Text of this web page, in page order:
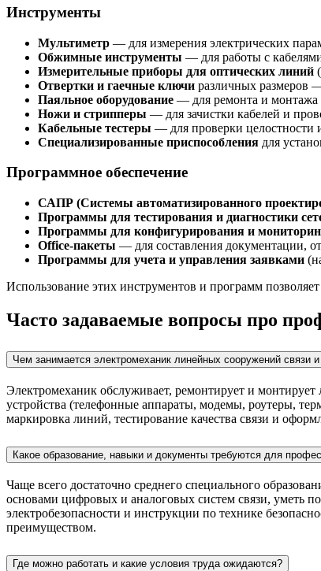
Инструменты
Мультиметр — для измерения электрических
Обжимные инструменты — для работы с
Измерительные приборы для оптических линий
Отвертки и гаечные ключи различных размеров
Паяльное оборудование — для ремонта и монтажа
Ножи и стрипперы — для зачистки кабелей и
Кабельные тестеры — для проверки целостности
Специализированные приспособления для
Программное обеспечение
САПР (Системы автоматизированного
Программы для тестирования и диагностики
Программы для конфигурирования и
Office-пакеты — для составления документации,
Программы для учета и управления заявками
Использование этих инструментов и программ
Часто задаваемые вопросы про
Чем занимается электромеханик линейных сооружений связи и
Электромеханик обслуживает, ремонтирует и
устройства (телефонные аппараты, модемы, роутеры,
маркировка линий, тестирование качества связи и
Какое образование, навыки и документы требуются для
Чаще всего достаточно среднего специального
основами цифровых и аналоговых систем связи, уметь
электробезопасности и инструкции по технике
преимуществом.
Где можно работать и какие условия труда ожидаются?